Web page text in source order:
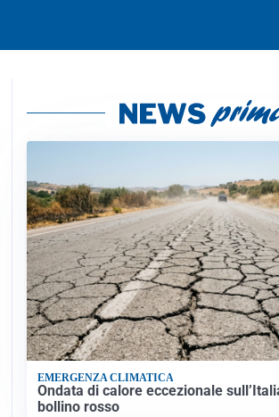
EMERGENZA CLIMATICA
Ondata di calore eccezionale
bollino rosso